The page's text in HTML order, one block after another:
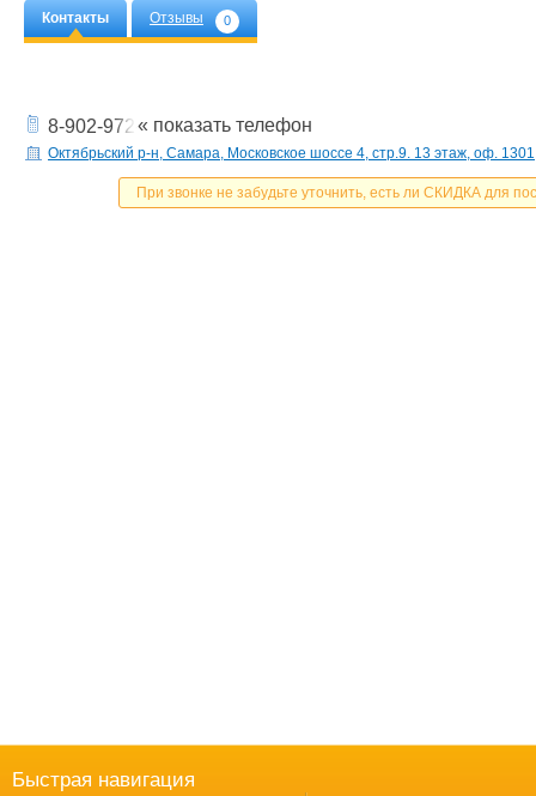
Контакты Отзывы 0
8-902-972-80-72« показать телефон
Октябрьский р-н, Самара, Московское шоссе 4, стр.9. 13 этаж, оф. 1301
При звонке не забудьте уточнить, есть ли СКИДКА для
Быстрая навигация